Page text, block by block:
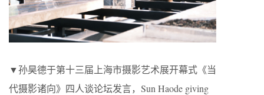
▼孙昊德于第十三届上海市摄影艺术展开幕式《当
代摄影诸向》四人谈论坛发言，Sun Haode giving